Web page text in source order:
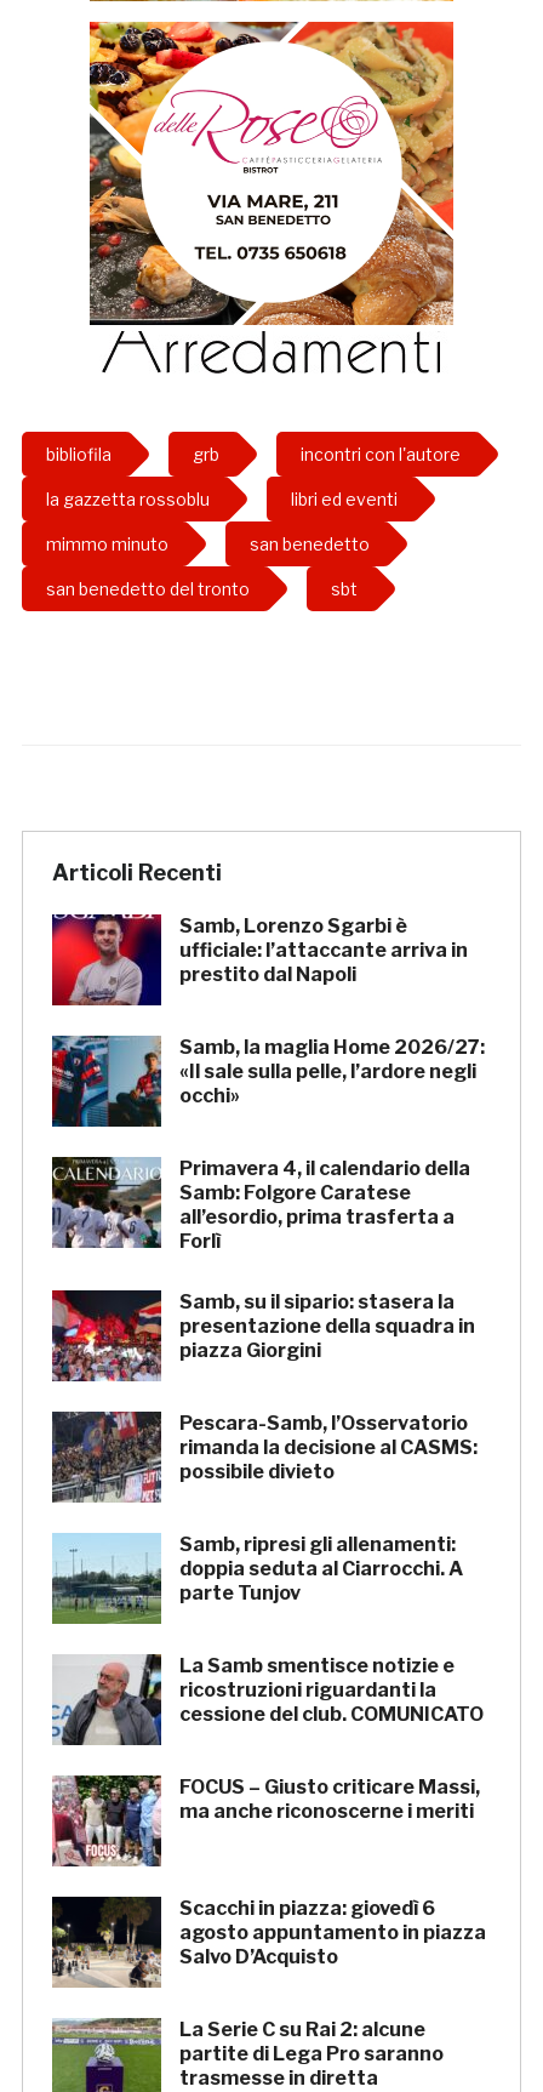
bibliofila grb incontri con l'autore
la gazzetta rossoblu libri ed eventi
mimmo minuto san benedetto
san benedetto del tronto sbt
Articoli Recenti
Samb, Lorenzo Sgarbi è
ufficiale: l’attaccante arriva in
prestito dal Napoli
Samb, la maglia Home 2026/27:
«Il sale sulla pelle, l’ardore negli
occhi»
Primavera 4, il calendario della
Samb: Folgore Caratese
all’esordio, prima trasferta a
Forlì
Samb, su il sipario: stasera la
presentazione della squadra in
piazza Giorgini
Pescara-Samb, l’Osservatorio
rimanda la decisione al CASMS:
possibile divieto
Samb, ripresi gli allenamenti:
doppia seduta al Ciarrocchi. A
parte Tunjov
La Samb smentisce notizie e
ricostruzioni riguardanti la
cessione del club. COMUNICATO
FOCUS – Giusto criticare Massi,
ma anche riconoscerne i meriti
Scacchi in piazza: giovedì 6
agosto appuntamento in piazza
Salvo D’Acquisto
La Serie C su Rai 2: alcune
partite di Lega Pro saranno
trasmesse in diretta